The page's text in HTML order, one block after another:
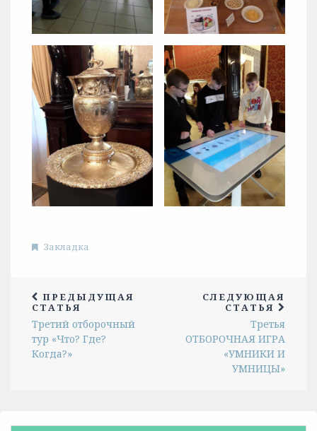
Закладка
ПРЕДЫДУЩАЯ
СТАТЬЯ
Третий отборочный
тур «Что? Где?
Когда?»
СЛЕДУЮЩАЯ
СТАТЬЯ
Третья
ОТБОРОЧНАЯ ИГРА
«УМНИКИ И
УМНИЦЫ»